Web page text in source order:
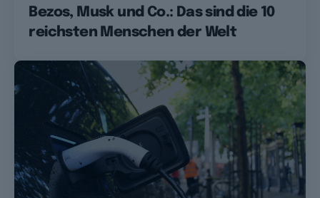
Bezos, Musk und Co.: Das sind die 10
reichsten Menschen der Welt